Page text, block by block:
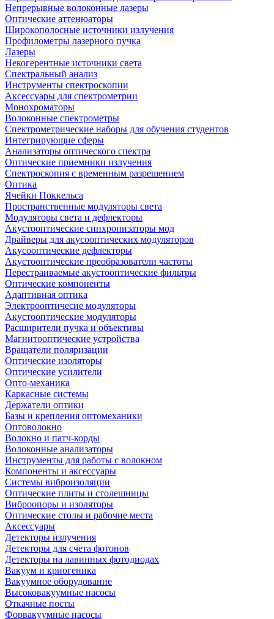
Непрерывные волоконные лазеры
Оптические аттенюаторы
Широкополосные источники излучения
Профилометры лазерного пучка
Лазеры
Некогерентные источники света
Спектральный анализ
Инструменты спектроскопии
Аксессуары для спектрометрии
Монохроматоры
Волоконные спектрометры
Спектрометрические наборы для обучения студентов
Интегрирующие сферы
Анализаторы оптического спектра
Оптические приемники излучения
Спектроскопия с временным разрешением
Оптика
Ячейки Поккельса
Пространственные модуляторы света
Модуляторы света и дефлекторы
Акустооптические синхронизаторы мод
Драйверы для акусооптических модуляторов
Акусооптические дефлекторы
Акустооптические преобразователи частоты
Перестраиваемые акустооптические фильтры
Оптические компоненты
Адаптивная оптика
Электрооптичесие модуляторы
Акустооптические модуляторы
Расширители пучка и объективы
Магнитооптические устройства
Вращатели поляризации
Оптические изоляторы
Оптические усилители
Опто-механика
Каркасные системы
Держатели оптики
Базы и крепления оптомеханики
Оптоволокно
Волокно и патч-корды
Волоконные анализаторы
Инструменты для работы с волокном
Компоненты и аксессуары
Системы виброизоляции
Оптические плиты и столешницы
Виброопоры и изоляторы
Оптические столы и рабочие места
Аксессуары
Детекторы излучения
Детекторы для счета фотонов
Детекторы на лавинных фотодиодах
Вакуум и криогеника
Вакуумное оборудование
Высоковакуумные насосы
Откачные посты
Форвакуумные насосы